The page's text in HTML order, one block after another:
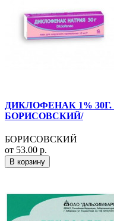
ДИКЛОФЕНАК 1%
БОРИСОВСКИЙ/
БОРИСОВСКИЙ
от 53.00 р.
В корзину